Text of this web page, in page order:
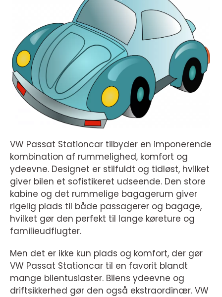
VW Passat Stationcar tilbyder en imponerende
kombination af rummelighed, komfort og
ydeevne. Designet er stilfuldt og tidløst, hvilket
giver bilen et sofistikeret udseende. Den store
kabine og det rummelige bagagerum giver
rigelig plads til både passagerer og bagage,
hvilket gør den perfekt til lange køreture og
familieudflugter.
Men det er ikke kun plads og komfort, der gør
VW Passat Stationcar til en favorit blandt
mange bilentusiaster. Bilens ydeevne og
driftsikkerhed gør den også ekstraordinær. VW